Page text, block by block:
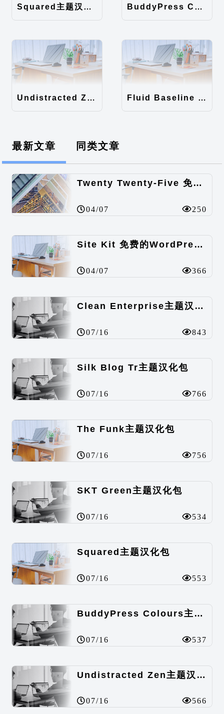
Squared主题汉化包 BuddyPress Colours主题汉化包
Undistracted Zen主题汉化包 Fluid Baseline Grid主题汉化包
最新文章 同类文章
Twenty Twenty-Five 免费的WordPress内容主题
04/07 250
Site Kit 免费的WordPress数据统计插件
04/07 366
Clean Enterprise主题汉化包
07/16 843
Silk Blog Tr主题汉化包
07/16 766
The Funk主题汉化包
07/16 756
SKT Green主题汉化包
07/16 534
Squared主题汉化包
07/16 553
BuddyPress Colours主题汉化包
07/16 537
Undistracted Zen主题汉化包
07/16 566